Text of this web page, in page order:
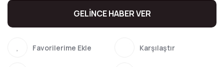
GELİNCE HABER VER
Karşılaştır